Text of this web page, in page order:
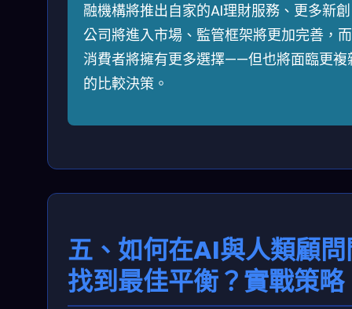
融機構將推出自家的AI理財服務、更多新創
公司將進入市場、監管框架將更加完善，而
消費者將擁有更多選擇——但也將面臨更複
的比較決策。
五、如何在AI與人類顧
找到最佳平衡？實戰策略